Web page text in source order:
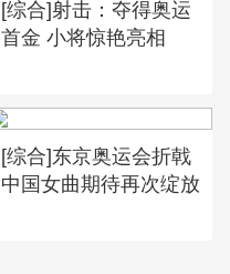
[综合]射击：夺得奥运
首金 小将惊艳亮相
[综合]东京奥运会折戟
中国女曲期待再次绽放